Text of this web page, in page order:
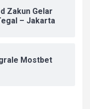
Zakun Gelar
– Jakarta
Mostbet